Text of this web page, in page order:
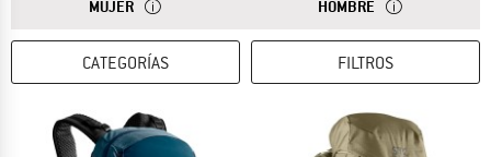
RESPUESTA
MUJER LAS MOCHILAS PARA MUJER TIENEN UNA MENOR
RESPUESTA
HOMBRE LAS MOCHILAS
CATEGORÍAS FILTROS